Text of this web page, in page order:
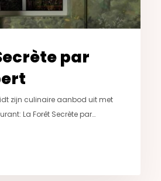
par
zijn culinaire aanbod uit met
La Forêt Secrète par…